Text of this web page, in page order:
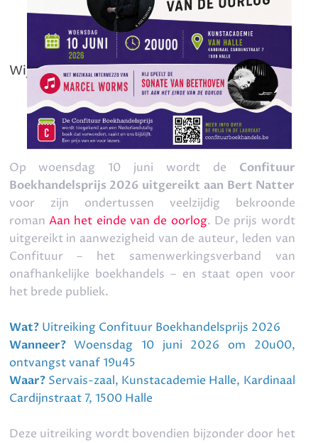
Wij gaan naar Halle - jullie ook?
Datum: 10/06/2026
Start: 20.00 uur
Op woensdag 10 juni wordt de Confituur
Boekhandelsprijs 2026 uitgereikt aan Bert Natter
voor zijn ondertussen veelzijdig bekroonde
roman Aan het einde van de oorlog. De prijs wordt
uitgereikt in aanwezigheid van de auteur, leden van
Confituur – het samenwerkingsverband van
onafhankelijke boekhandels – en staat open voor
het brede publiek.
Wat?Uitreiking Confituur Boekhandelsprijs 2026
Wanneer?Woensdag 10 juni 2026 om 20u00,
ontvangst vanaf 19u45
Waar?Servais-zaal, Kunstacademie Halle, Kardinaal
Cardijnstraat 7, 1500 Halle
Deze uitreiking wordt bovendien bijzonder door het